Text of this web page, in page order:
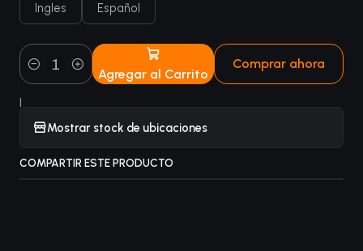
Ingles Español
Cantidad Agregar al Carrito
Comprar ahora
|
Mostrar stock de ubicaciones
COMPARTIR ESTE PRODUCTO